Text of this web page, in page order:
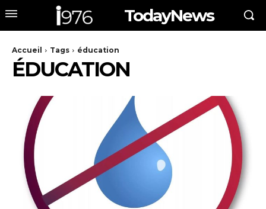
TodayNews
Accueil Tags éducation
ÉDUCATION